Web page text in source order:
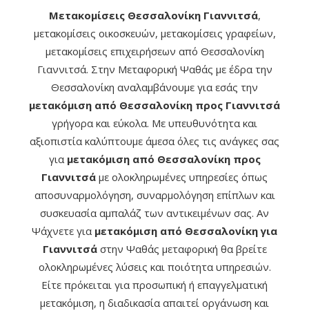
Μετακομίσεις Θεσσαλονίκη Γιαννιτσά,
μετακομίσεις οικοσκευών, μετακομίσεις γραφείων,
μετακομίσεις επιχειρήσεων από Θεσσαλονίκη
Γιαννιτσά. Στην Μεταφορική Ψαθάς με έδρα την
Θεσσαλονίκη αναλαμβάνουμε για εσάς την
μετακόμιση από Θεσσαλονίκη προς Γιαννιτσά
γρήγορα και εύκολα. Με υπευθυνότητα και
αξιοπιστία καλύπτουμε άμεσα όλες τις ανάγκες σας
για μετακόμιση από Θεσσαλονίκη προς
Γιαννιτσά με ολοκληρωμένες υπηρεσίες όπως
αποσυναρμολόγηση, συναρμολόγηση επίπλων και
συσκευασία αμπαλάζ των αντικειμένων σας. Αν
Ψάχνετε για μετακόμιση από Θεσσαλονίκη για
Γιαννιτσάστην Ψαθάς μεταφορική θα βρείτε
ολοκληρωμένες λύσεις και ποιότητα υπηρεσιών.
Είτε πρόκειται για προσωπική ή επαγγελματική
μετακόμιση, η διαδικασία απαιτεί οργάνωση και